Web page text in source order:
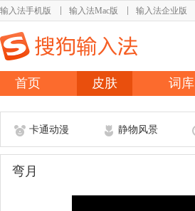
输入法手机版 输入法Mac版 输入法企业版
首页 皮肤 词库
卡通动漫 静物风景
弯月